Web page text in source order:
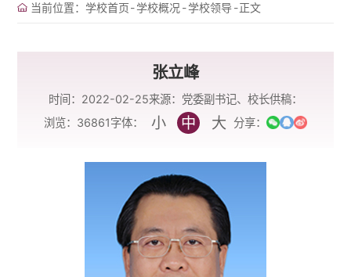
当前位置： 学校首页-学校概况 -学校领导-正文
张立峰
时间：2022-02-25来源：党委副书记、校长供稿：
浏览： 36861字体： 小 中 大 分享：